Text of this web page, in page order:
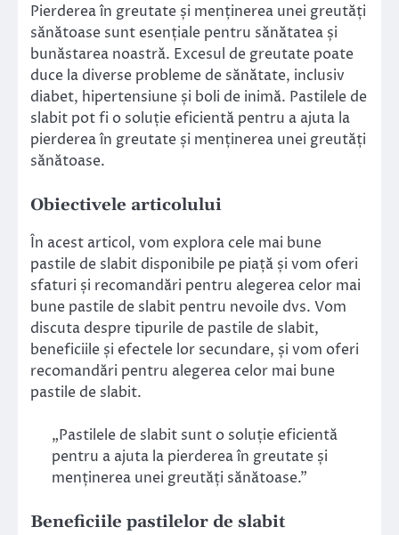
Pierderea în greutate și menținerea unei greutăți
sănătoase sunt esențiale pentru sănătatea și
bunăstarea noastră. Excesul de greutate poate
duce la diverse probleme de sănătate, inclusiv
diabet, hipertensiune și boli de inimă. Pastilele de
slabit pot fi o soluție eficientă pentru a ajuta la
pierderea în greutate și menținerea unei greutăți
sănătoase.
Obiectivele articolului
În acest articol, vom explora cele mai bune
pastile de slabit disponibile pe piață și vom oferi
sfaturi și recomandări pentru alegerea celor mai
bune pastile de slabit pentru nevoile dvs. Vom
discuta despre tipurile de pastile de slabit,
beneficiile și efectele lor secundare, și vom oferi
recomandări pentru alegerea celor mai bune
pastile de slabit.
„Pastilele de slabit sunt o soluție eficientă
pentru a ajuta la pierderea în greutate și
menținerea unei greutăți sănătoase.”
Beneficiile pastilelor de slabit